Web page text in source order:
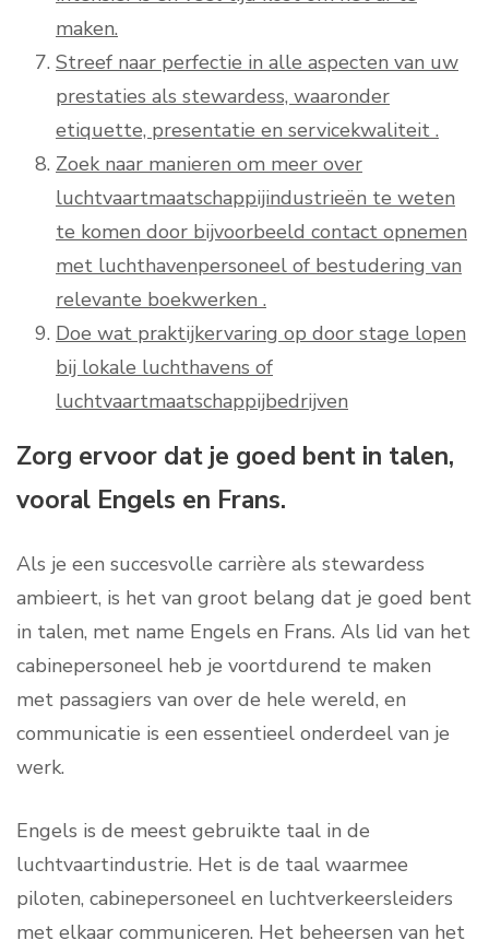
maken.
Streef naar perfectie in alle aspecten van uw
prestaties als stewardess, waaronder
etiquette, presentatie en servicekwaliteit .
Zoek naar manieren om meer over
luchtvaartmaatschappijindustrieën te weten
te komen door bijvoorbeeld contact opnemen
met luchthavenpersoneel of bestudering van
relevante boekwerken .
Doe wat praktijkervaring op door stage lopen
bij lokale luchthavens of
luchtvaartmaatschappijbedrijven
Zorg ervoor dat je goed bent in talen,
vooral Engels en Frans.
Als je een succesvolle carrière als stewardess
ambieert, is het van groot belang dat je goed bent
in talen, met name Engels en Frans. Als lid van het
cabinepersoneel heb je voortdurend te maken
met passagiers van over de hele wereld, en
communicatie is een essentieel onderdeel van je
werk.
Engels is de meest gebruikte taal in de
luchtvaartindustrie. Het is de taal waarmee
piloten, cabinepersoneel en luchtverkeersleiders
met elkaar communiceren. Het beheersen van het